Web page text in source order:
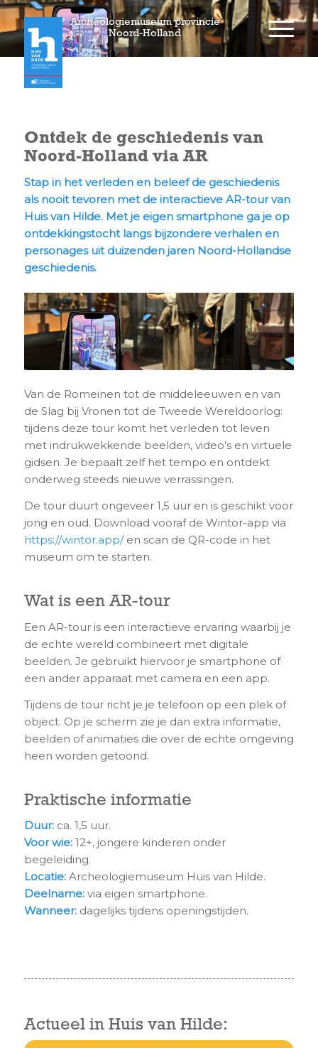
Archeologiemuseum provincie
Noord-Holland
Ontdek de geschiedenis van
Noord-Holland via AR
Stap in het verleden en beleef de geschiedenis
als nooit tevoren met de interactieve AR-tour van
Huis van Hilde. Met je eigen smartphone ga je op
ontdekkingstocht langs bijzondere verhalen en
personages uit duizenden jaren Noord-Hollandse
geschiedenis.
Van de Romeinen tot de middeleeuwen en van
de Slag bij Vronen tot de Tweede Wereldoorlog:
tijdens deze tour komt het verleden tot leven
met indrukwekkende beelden, video’s en virtuele
gidsen. Je bepaalt zelf het tempo en ontdekt
onderweg steeds nieuwe verrassingen.
De tour duurt ongeveer 1,5 uur en is geschikt voor
jong en oud. Download vooraf de Wintor-app via
https://wintor.app/en scan de QR-code in het
museum om te starten.
Wat is een AR-tour
Een AR-tour is een interactieve ervaring waarbij je
de echte wereld combineert met digitale
beelden. Je gebruikt hiervoor je smartphone of
een ander apparaat met camera en een app.
Tijdens de tour richt je je telefoon op een plek of
object. Op je scherm zie je dan extra informatie,
beelden of animaties die over de echte omgeving
heen worden getoond.
Praktische informatie
Duur:ca. 1,5 uur.
Voor wie: 12+, jongere kinderen onder
begeleiding.
Locatie:Archeologiemuseum Huis van Hilde.
Deelname:via eigen smartphone.
Wanneer:dagelijks tijdens openingstijden.
Actueel in Huis van Hilde: